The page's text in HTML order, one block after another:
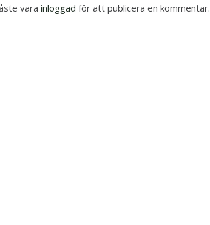
vara inloggad för att publicera en kommentar.